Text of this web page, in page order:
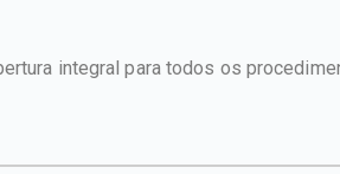
integral para todos os